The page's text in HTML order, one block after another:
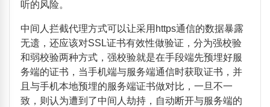
听的风险。
中间人拦截代理方式可以让采用 https通信的数据暴露
无遗，还应该对SSL证书有效性做验证，分为强校验
和弱校验两种方式，强校验就是在手段端先预埋好服
务端的证书，当手机端与服务端通信时获取证书，并
且与手机本地预埋的服务端证书做对比，一旦不一
致，则认为遭到了中间人劫持，自动断开与服务端的